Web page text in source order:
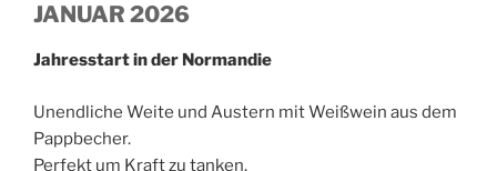
JANUAR 2026
Jahresstart in der Normandie
Unendliche Weite und Austern mit Weißwein aus dem
Pappbecher.
Perfekt um Kraft zu tanken.